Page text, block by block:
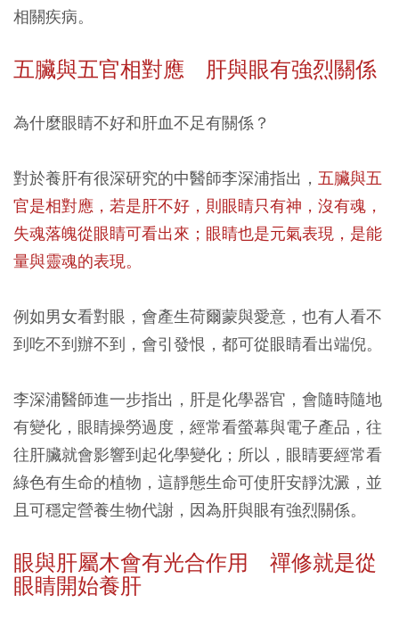
相關疾病。
五臟與五官相對應 肝與眼有強烈關係
為什麼眼睛不好和肝血不足有關係？
對於養肝有很深研究的中醫師李深浦指出， 五臟與五
官是相對應，若是肝不好，則眼睛只有神，沒有魂，
失魂落魄從眼睛可看出來；眼睛也是元氣表現，是能
量與靈魂的表現。
例如男女看對眼，會產生荷爾蒙與愛意，也有人看不
到吃不到辦不到，會引發恨，都可從眼睛看出端倪。
李深浦醫師進一步指出，肝是化學器官，會隨時隨地
有變化，眼睛操勞過度，經常看螢幕與電子產品，往
往肝臟就會影響到起化學變化；所以，眼睛要經常看
綠色有生命的植物，這靜態生命可使肝安靜沈澱，並
且可穩定營養生物代謝，因為肝與眼有強烈關係。
眼與肝屬木會有光合作用 禪修就是從
眼睛開始養肝